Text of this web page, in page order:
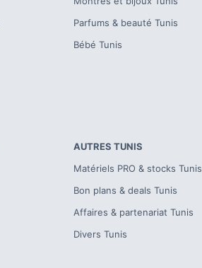
Parfums & beauté Tunis
Bébé Tunis
AUTRES TUNIS
Matériels PRO & stocks Tunis
Bon plans & deals Tunis
Affaires & partenariat Tunis
Divers Tunis